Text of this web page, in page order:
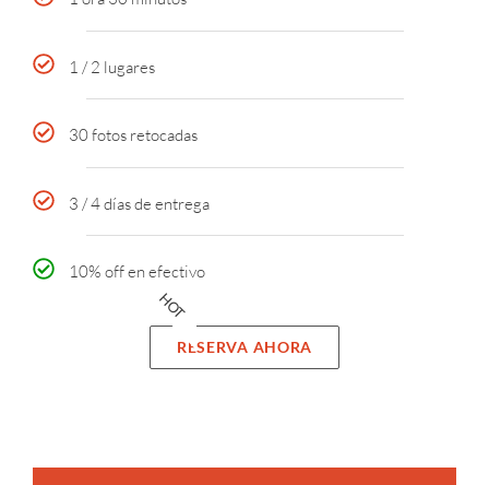
1 / 2 lugares
30 fotos retocadas
3 / 4 días de entrega
10% off en efectivo
HOT
RESERVA AHORA